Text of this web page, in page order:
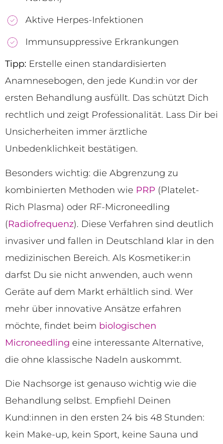
Aktive Herpes-Infektionen
Immunsuppressive Erkrankungen
Tipp: Erstelle einen standardisierten
Anamnesebogen, den jede Kund:in vor der
ersten Behandlung ausfüllt. Das schützt Dich
rechtlich und zeigt Professionalität. Lass Dir bei
Unsicherheiten immer ärztliche
Unbedenklichkeit bestätigen.
Besonders wichtig: die Abgrenzung zu
kombinierten Methoden wie PRP (Platelet-
Rich Plasma) oder RF-Microneedling
(Radiofrequenz). Diese Verfahren sind deutlich
invasiver und fallen in Deutschland klar in den
medizinischen Bereich. Als Kosmetiker:in
darfst Du sie nicht anwenden, auch wenn
Geräte auf dem Markt erhältlich sind. Wer
mehr über innovative Ansätze erfahren
möchte, findet beim biologischen
Microneedling eine interessante Alternative,
die ohne klassische Nadeln auskommt.
Die Nachsorge ist genauso wichtig wie die
Behandlung selbst. Empfiehl Deinen
Kund:innen in den ersten 24 bis 48 Stunden:
kein Make-up, kein Sport, keine Sauna und